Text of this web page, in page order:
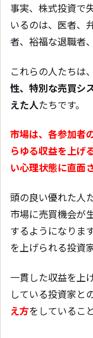
事実、株式投資で
いるのは、医者、
者、裕福な退職者
これらの人たちは、
性、特別な売買シ
えた人たちです。
市場は、各参加者
らゆる収益を上げ
い心理状態に直面
頭の良い優れた人
市場に売買機会が
するようになりま
を上げられる投資
一貫した収益を上
している投資家と
え方をしているこ